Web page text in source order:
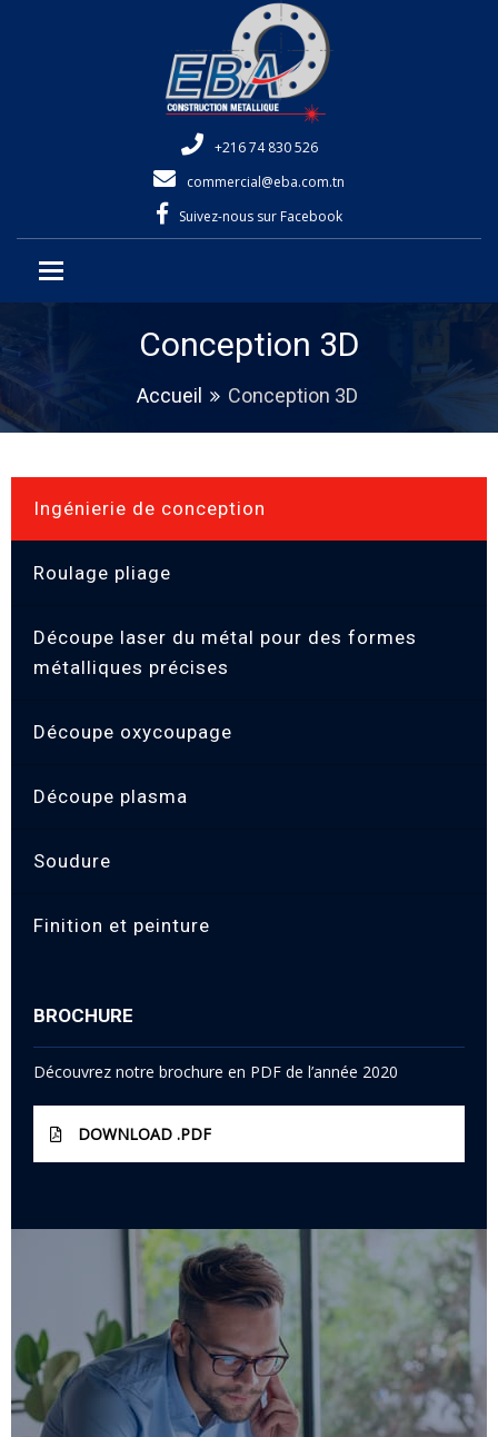
+216 74 830 526
commercial@eba.com.tn
Suivez-nous sur Facebook
Toggle navigation
Conception 3D
Accueil Conception 3D
Ingénierie de conception
Roulage pliage
Découpe laser du métal pour des formes
métalliques précises
Découpe oxycoupage
Découpe plasma
Soudure
Finition et peinture
BROCHURE
Découvrez notre brochure en PDF de l’année 2020
DOWNLOAD .PDF